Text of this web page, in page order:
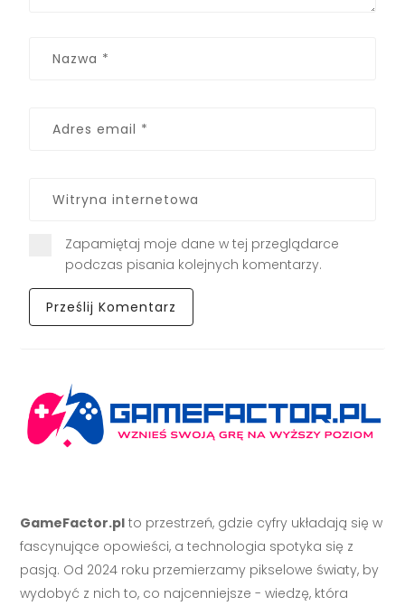
Zapamiętaj moje dane w tej przeglądarce
podczas pisania kolejnych komentarzy.
GameFactor.pl to przestrzeń, gdzie cyfry układają się w
fascynujące opowieści, a technologia spotyka się z
pasją. Od 2024 roku przemierzamy pikselowe światy, by
wydobyć z nich to, co najcenniejsze - wiedzę, która